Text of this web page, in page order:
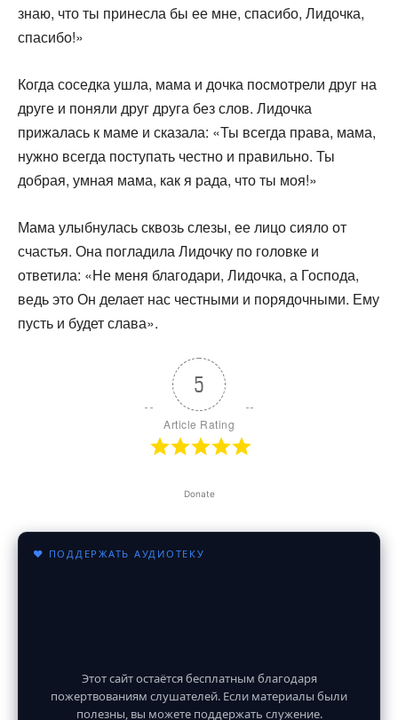
знаю, что ты принесла бы ее мне, спасибо, Лидочка,
спасибо!»
Когда соседка ушла, мама и дочка посмотрели друг на
друге и поняли друг друга без слов. Лидочка
прижалась к маме и ска­зала: «Ты всегда права, мама,
нужно всегда поступать честно и правильно. Ты
добрая, умная мама, как я рада, что ты моя!»
Мама улыбнулась сквозь слезы, ее лицо сияло от
счастья. Она погладила Лидочку по головке и
ответила: «Не меня благодари, Лидочка, а Господа,
ведь это Он делает нас честными и порядочными. Ему
пусть и будет слава».
5
Article Rating
Donate
♥ ПОДДЕРЖАТЬ АУДИОТЕКУ
Этот сайт остаётся бесплатным благодаря
пожертвованиям слушателей. Если материалы были
полезны, вы можете поддержать служение.